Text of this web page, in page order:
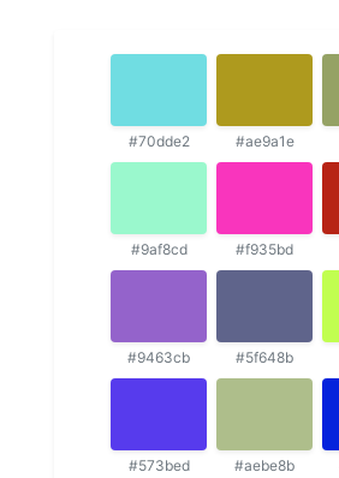
#70dde2 #ae9a1e
#9af8cd #f935bd
#9463cb #5f648b
#573bed #aebe8b